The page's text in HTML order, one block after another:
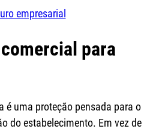
empresarial
para
é uma proteção pensada para o
do estabelecimento. Em vez de